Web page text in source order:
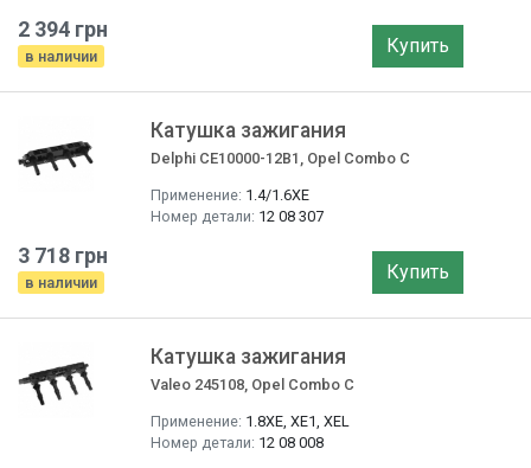
2 394 грн
в наличии Купить
Катушка зажигания
Delphi CE10000-12B1, Opel Combo C
Применение: 1.4/1.6XE
Номер детали: 12 08 307
3 718 грн
в наличии Купить
Катушка зажигания
Valeo 245108, Opel Combo C
Применение: 1.8XE, XE1, XEL
Номер детали: 12 08 008